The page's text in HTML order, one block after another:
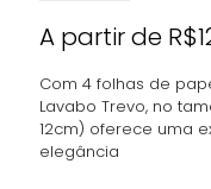
A partir de R$
Com 4 folhas de
Lavabo Trevo, no
12cm) oferece uma
elegância